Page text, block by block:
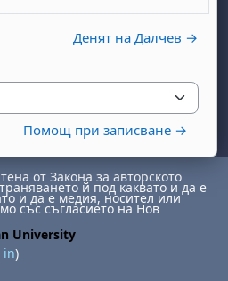
Денят на Далчев →
Помощ при записване →
от Закона за авторското
й под каквато и да е
и да е медия, носител или
със съгласието на Нов
University
in)